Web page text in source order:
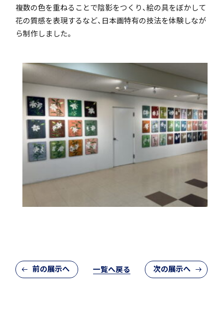
複数の色を重ねることで陰影をつくり、絵の具をぼかして
花の質感を表現するなど、日本画特有の技法を体験しなが
ら制作しました。
前の展示へ 一覧へ戻る 次の展示へ
茗溪ジェネラルクラス（MG）
アカデミアクラス（AC）
国際バカロレア（IB）クラス
閉じる